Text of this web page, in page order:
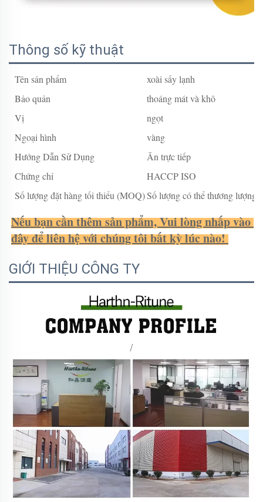
Thông số kỹ thuật
Tên sản phẩm
xoài sấy lạnh
Bảo quản
thoáng mát và khô
Vị
ngọt
Ngoại hình
vàng
Hướng Dẫn Sử Dụng
Ăn trực tiếp
Chứng chỉ
HACCP ISO
Số lượng đặt hàng tối thiểu (MOQ)Số lượng có thể thương lượng
Nếu bạn cần thêm sản phẩm, Vui lòng nhấp vào
đây để liên hệ với chúng tôi bất kỳ lúc nào!
GIỚI THIỆU CÔNG TY